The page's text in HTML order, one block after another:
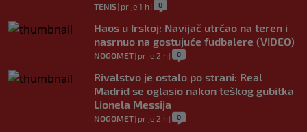
TENIS| prije 1 h | 0
Haos u Irskoj: Navijač utrčao na teren i
nasrnuo na gostujuće fudbalere (VIDEO)
NOGOMET| prije 2 h | 0
Rivalstvo je ostalo po strani: Real
Madrid se oglasio nakon teškog gubitka
Lionela Messija
NOGOMET| prije 2 h | 0